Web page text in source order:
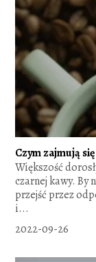
Czym zajmują
Większość
czarnej kawy. By
przejść przez
i...
2022-09-26